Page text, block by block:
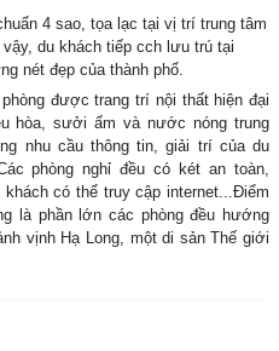
4 sao, tọa lạc tại vị trí trung tâm
du khách tiếp cch lưu trú tại
nét đẹp của thành phố.
được trang trí nội thất hiện đại
hòa, sưởi ấm và nước nóng trung
nhu cầu thông tin, giải trí của du
phòng nghỉ đều có két an toàn,
có thể truy cập internet...Điểm
là phần lớn các phòng đều hướng
vịnh Hạ Long, một di sản Thế giới
và đặc biệt là các món hải sản biển
biến phù hợp với khẩu vị của du